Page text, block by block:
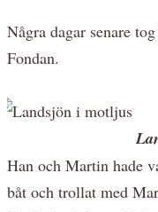
Några dagar senare
Fondan.
Han och Martin hade
båt och trollat med